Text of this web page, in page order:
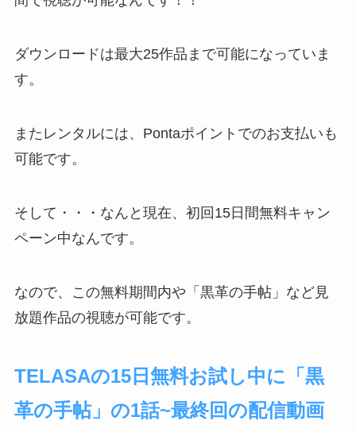
ダウンロードは最大25作品まで可能になっていま
す。
また レンタルには、Pontaポイントでのお支払いも
可能です。
そして・・・なんと現在、初回15日間無料キャン
ペーン中なんです。
なので、この無料期間内や「黒革の手帖」など見
放題作品の視聴が可能です。
TELASAの15日無料お試し中に「黒
革の手帖」の1話~最終回の配信動画